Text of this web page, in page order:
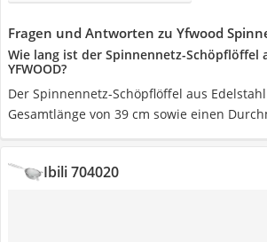
Fragen und Antworten zu Yfwood
Wie lang ist der Spinnennetz-Schöpflöffel
YFWOOD?
Der Spinnennetz-Schöpflöffel aus
Gesamtlänge von 39 cm sowie einen
Ibili 704020